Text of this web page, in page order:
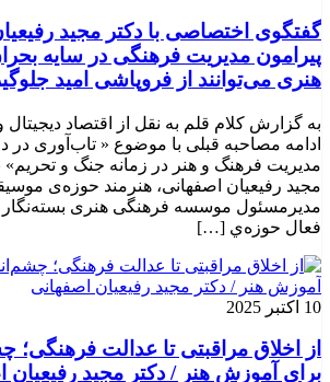
گفتگوی اختصاصی با دکتر مجید
پیرامون مدیریت فرهنگی در سایه
هنری می‌توانند از فروپاشی امید
به گزارش کلام قلم به نقل از اقتصاد
ادامه مصاحبه قبلی با موضوع « تاب‌آوری در
مدیریت فرهنگ و هنر در زمانه جنگ و تحریم»
مجید رفیعیان اصفهانی، هنرمند حوزه‌ی
مدیرمسئول موسسه فرهنگی هنری بسته‌نگار
فعال حوزه‌ي‌ […]
10 اکتبر 2025
از اخلاق مراقبتی تا عدالت فرهنگی؛
برای آموزش هنر / دکتر مجید رفیعیان